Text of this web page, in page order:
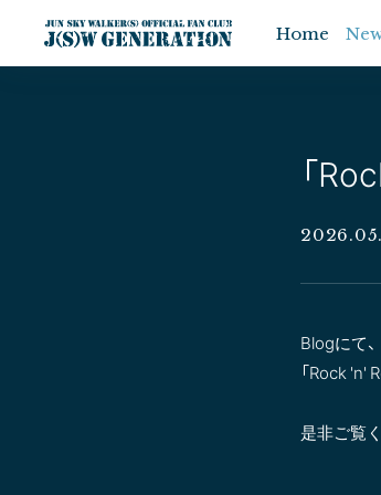
Home
「
Blogにて、
「Rock 'n'
是非ご覧